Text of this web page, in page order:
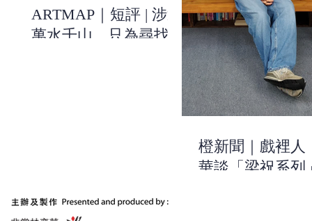
ARTMAP｜短評 | 涉過
萬水千山，只為尋找關
橙新聞｜戲裡人
華談「梁祝系列